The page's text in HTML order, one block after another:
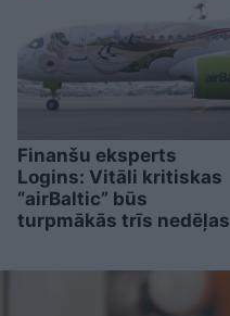
Finanšu eksperts
Logins: Vitāli kritiskas
“airBaltic” būs
turpmākās trīs nedēļas